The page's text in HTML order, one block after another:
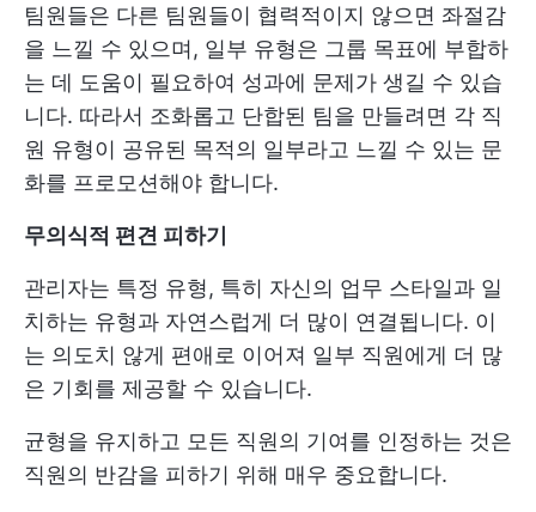
팀원들은 다른 팀원들이 협력적이지 않으면 좌절감
을 느낄 수 있으며, 일부 유형은 그룹 목표에 부합하
는 데 도움이 필요하여 성과에 문제가 생길 수 있습
니다. 따라서 조화롭고 단합된 팀을 만들려면 각 직
원 유형이 공유된 목적의 일부라고 느낄 수 있는 문
화를 프로모션해야 합니다.
무의식적 편견 피하기
관리자는 특정 유형, 특히 자신의 업무 스타일과 일
치하는 유형과 자연스럽게 더 많이 연결됩니다. 이
는 의도치 않게 편애로 이어져 일부 직원에게 더 많
은 기회를 제공할 수 있습니다.
균형을 유지하고 모든 직원의 기여를 인정하는 것은
직원의 반감을 피하기 위해 매우 중요합니다.